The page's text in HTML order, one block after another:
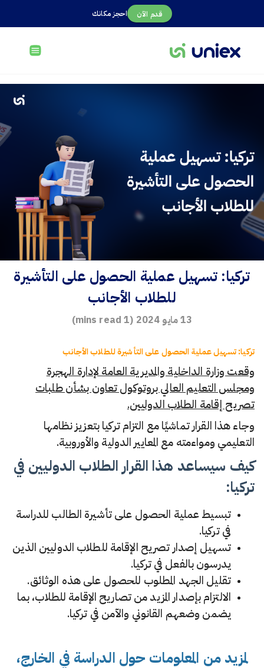
احجز مكانك قدم الآن
تركيا: تسهيل عملية الحصول على التأشيرة
للطلاب الأجانب
13 مايو 2024 (
1
mins read)
تركيا: تسهيل عملية الحصول على التأشيرة للطلاب الأجانب
وقعت وزارة الداخلية والمديرية العامة لإدارة الهجرة
ومجلس التعليم العالي بروتوكول تعاون بشأن طلبات
تصريح إقامة الطلاب الدوليين.
وجاء هذا القرار تماشيًا مع التزام تركيا بتعزيز نظامها
التعليمي ومواءمته مع المعايير الدولية والأوروبية.
كيف سيساعد هذا القرار الطلاب الدوليين في
تركيا:
تبسيط عملية الحصول على تأشيرة الطالب للدراسة
في تركيا.
تسهيل إصدار تصريح الإقامة للطلاب الدوليين الذين
يدرسون بالفعل في تركيا.
تقليل الجهد المطلوب للحصول على هذه الوثائق.
الالتزام بإصدار المزيد من تصاريح الإقامة للطلاب، بما
يضمن وضعهم القانوني والآمن في تركيا.
لمزيد من المعلومات حول الدراسة في الخارج،